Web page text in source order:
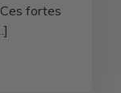
fortes